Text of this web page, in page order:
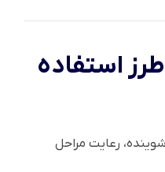
استفاده
رعایت مراحل